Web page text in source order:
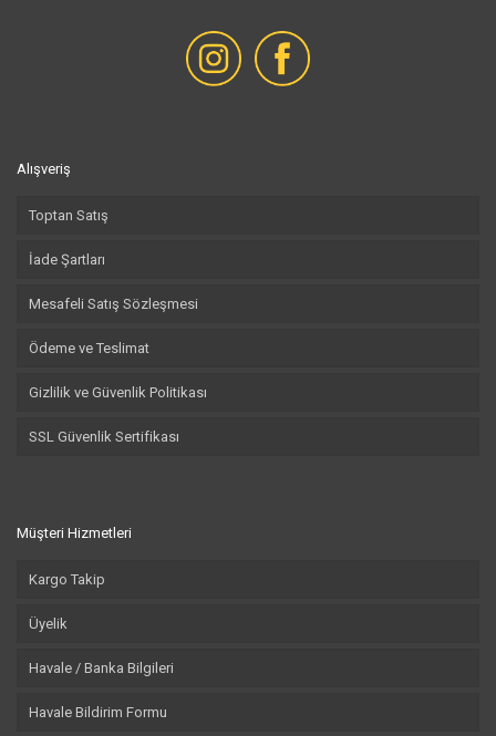
Alışveriş
Toptan Satış
İade Şartları
Mesafeli Satış Sözleşmesi
Ödeme ve Teslimat
Gizlilik ve Güvenlik Politikası
SSL Güvenlik Sertifikası
Müşteri Hizmetleri
Kargo Takip
Üyelik
Havale / Banka Bilgileri
Havale Bildirim Formu